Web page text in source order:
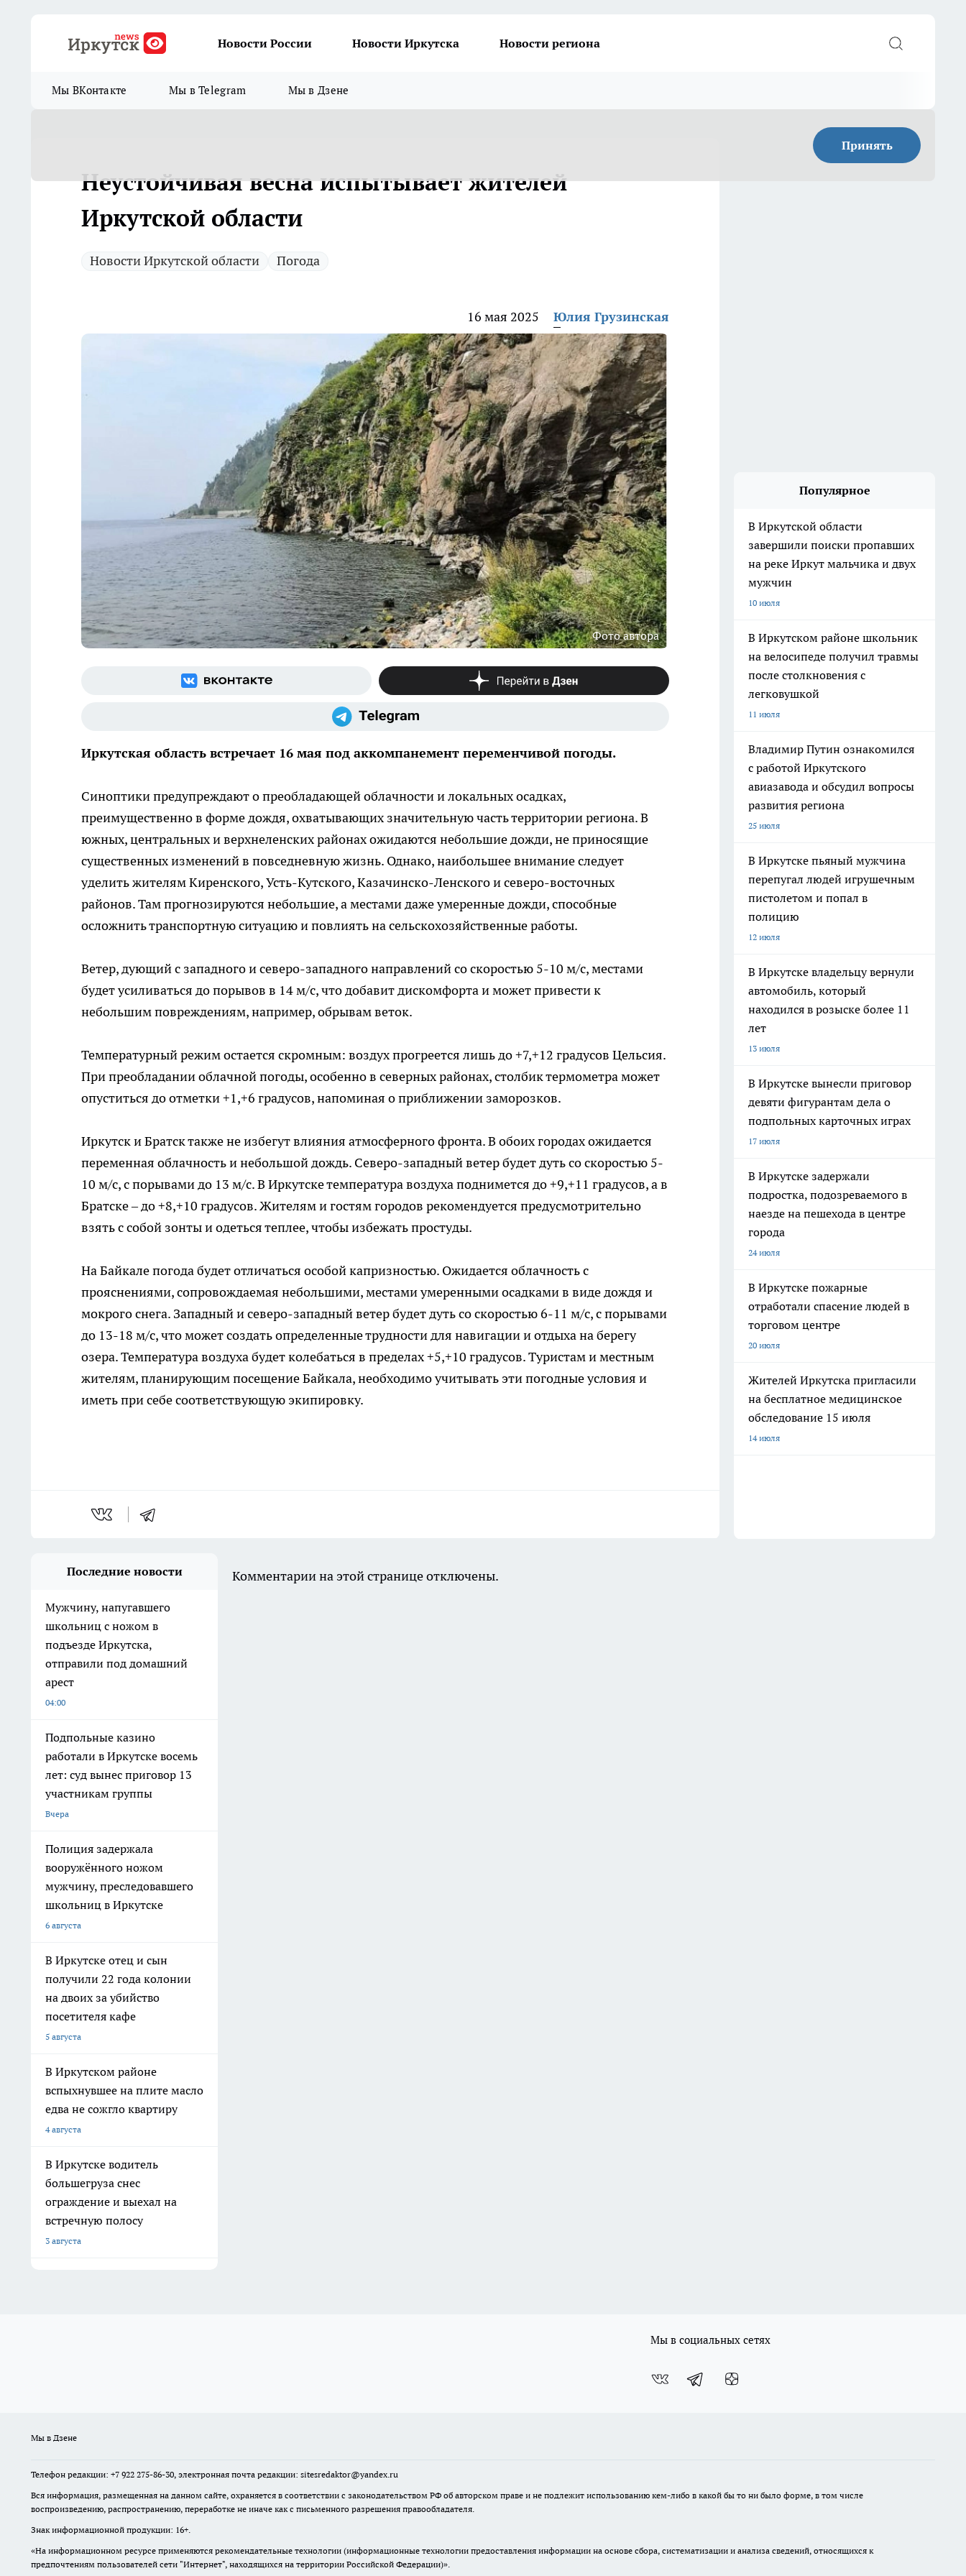
Новости России Новости Иркутска Новости региона
Мы ВКонтакте Мы в Telegram Мы в Дзене
Принять
Неустойчивая весна испытывает жителей
Иркутской области
Новости Иркутской области Погода
16 мая 2025 Юлия Грузинская
Фото автора
Иркутская область встречает 16 мая под аккомпанемент переменчивой погоды.
Синоптики предупреждают о преобладающей облачности и локальных осадках,
преимущественно в форме дождя, охватывающих значительную часть территории региона. В
южных, центральных и верхнеленских районах ожидаются небольшие дожди, не приносящие
существенных изменений в повседневную жизнь. Однако, наибольшее внимание следует
уделить жителям Киренского, Усть-Кутского, Казачинско-Ленского и северо-восточных
районов. Там прогнозируются небольшие, а местами даже умеренные дожди, способные
осложнить транспортную ситуацию и повлиять на сельскохозяйственные работы.
Ветер, дующий с западного и северо-западного направлений со скоростью 5-10 м/с, местами
будет усиливаться до порывов в 14 м/с, что добавит дискомфорта и может привести к
небольшим повреждениям, например, обрывам веток.
Температурный режим остается скромным: воздух прогреется лишь до +7,+12 градусов Цельсия.
При преобладании облачной погоды, особенно в северных районах, столбик термометра может
опуститься до отметки +1,+6 градусов, напоминая о приближении заморозков.
Иркутск и Братск также не избегут влияния атмосферного фронта. В обоих городах ожидается
переменная облачность и небольшой дождь. Северо-западный ветер будет дуть со скоростью 5-
10 м/с, с порывами до 13 м/с. В Иркутске температура воздуха поднимется до +9,+11 градусов, а в
Братске – до +8,+10 градусов. Жителям и гостям городов рекомендуется предусмотрительно
взять с собой зонты и одеться теплее, чтобы избежать простуды.
На Байкале погода будет отличаться особой капризностью. Ожидается облачность с
прояснениями, сопровождаемая небольшими, местами умеренными осадками в виде дождя и
мокрого снега. Западный и северо-западный ветер будет дуть со скоростью 6-11 м/с, с порывами
до 13-18 м/с, что может создать определенные трудности для навигации и отдыха на берегу
озера. Температура воздуха будет колебаться в пределах +5,+10 градусов. Туристам и местным
жителям, планирующим посещение Байкала, необходимо учитывать эти погодные условия и
иметь при себе соответствующую экипировку.
Популярное
В Иркутской области
завершили поиски пропавших
на реке Иркут мальчика и двух
мужчин
10 июля
В Иркутском районе школьник
на велосипеде получил травмы
после столкновения с
легковушкой
11 июля
Владимир Путин ознакомился
с работой Иркутского
авиазавода и обсудил вопросы
развития региона
25 июля
В Иркутске пьяный мужчина
перепугал людей игрушечным
пистолетом и попал в
полицию
12 июля
В Иркутске владельцу вернули
автомобиль, который
находился в розыске более 11
лет
13 июля
В Иркутске вынесли приговор
девяти фигурантам дела о
подпольных карточных играх
17 июля
В Иркутске задержали
подростка, подозреваемого в
наезде на пешехода в центре
города
24 июля
В Иркутске пожарные
отработали спасение людей в
торговом центре
20 июля
Жителей Иркутска пригласили
на бесплатное медицинское
обследование 15 июля
14 июля
Последние новости
Мужчину, напугавшего
школьниц с ножом в
подъезде Иркутска,
отправили под домашний
арест
04:00
Подпольные казино
работали в Иркутске восемь
лет: суд вынес приговор 13
участникам группы
Вчера
Полиция задержала
вооружённого ножом
мужчину, преследовавшего
школьниц в Иркутске
6 августа
В Иркутске отец и сын
получили 22 года колонии
на двоих за убийство
посетителя кафе
5 августа
В Иркутском районе
вспыхнувшее на плите масло
едва не сожгло квартиру
4 августа
В Иркутске водитель
большегруза снес
ограждение и выехал на
встречную полосу
3 августа
Комментарии на этой странице отключены.
Мы в социальных сетях
Мы в Дзене
Телефон редакции: +7 922 275-86-30, электронная почта редакции: sitesredaktor@yandex.ru
Вся информация, размещенная на данном сайте, охраняется в соответствии с законодательством РФ об авторском праве и не подлежит использованию кем-либо в какой бы то ни было форме, в том числе
воспроизведению, распространению, переработке не иначе как с письменного разрешения правообладателя.
Знак информационной продукции: 16+.
«На информационном ресурсе применяются рекомендательные технологии (информационные технологии предоставления информации на основе сбора, систематизации и анализа сведений, относящихся к
предпочтениям пользователей сети "Интернет", находящихся на территории Российской Федерации)».